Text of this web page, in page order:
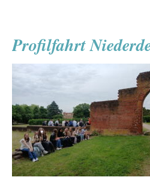
Gästen
Profilfahrt